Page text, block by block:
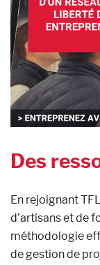
Des
En rejoignant
d’artisans et de
méthodologie
de gestion de